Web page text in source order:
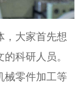
，大家首先想
科研人员。
械零件加工等